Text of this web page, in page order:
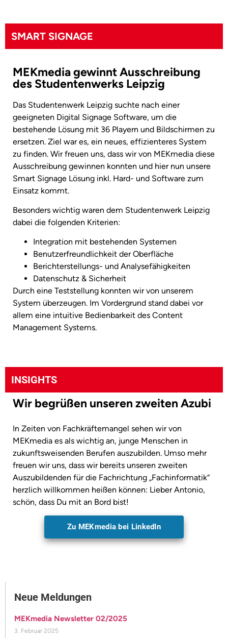
SMART SIGNAGE
MEKmedia gewinnt Ausschreibung
des Studentenwerks Leipzig
Das Studentenwerk Leipzig suchte nach einer
geeigneten Digital Signage Software, um die
bestehende Lösung mit 36 Playern und Bildschirmen zu
ersetzen. Ziel war es, ein neues, effizienteres System
zu finden. Wir freuen uns, dass wir von MEKmedia diese
Ausschreibung gewinnen konnten und hier nun unsere
Smart Signage Lösung inkl. Hard- und Software zum
Einsatz kommt.
Besonders wichtig waren dem Studentenwerk Leipzig
dabei die folgenden Kriterien:
Integration mit bestehenden Systemen
Benutzerfreundlichkeit der Oberfläche
Berichterstellungs- und Analysefähigkeiten
Datenschutz & Sicherheit
Durch eine Teststellung konnten wir von unserem
System überzeugen. Im Vordergrund stand dabei vor
allem eine intuitive Bedienbarkeit des Content
Management Systems.
INSIGHTS
Wir begrüßen unseren zweiten Azubi
In Zeiten von Fachkräftemangel sehen wir von
MEKmedia es als wichtig an, junge Menschen in
zukunftsweisenden Berufen auszubilden. Umso mehr
freuen wir uns, dass wir bereits unseren zweiten
Auszubildenden für die Fachrichtung „Fachinformatik“
herzlich willkommen heißen können: Lieber Antonio,
schön, dass Du mit an Bord bist!
Zu MEKmedia bei LinkedIn
Neue Meldungen
MEKmedia Newsletter 02/2025
3. Februar 2025